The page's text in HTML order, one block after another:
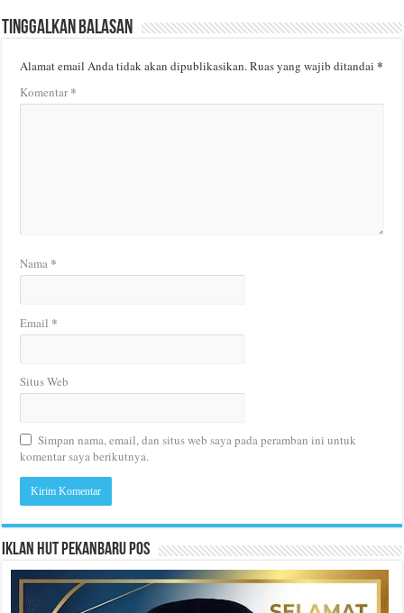
Tinggalkan Balasan
Alamat email Anda tidak akan dipublikasikan.Ruas yang wajib ditandai*
Komentar*
Nama *
Email *
Situs Web
Simpan nama, email, dan situs web saya pada peramban ini untuk
komentar saya berikutnya.
Iklan HUT Pekanbaru Pos